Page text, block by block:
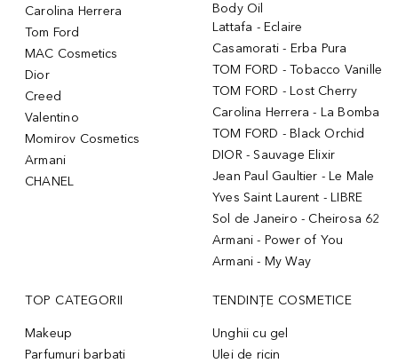
Carolina Herrera
Tom Ford
MAC Cosmetics
Dior
Creed
Valentino
Momirov Cosmetics
Armani
CHANEL
Body Oil
Lattafa - Eclaire
Casamorati - Erba Pura
TOM FORD - Tobacco Vanille
TOM FORD - Lost Cherry
Carolina Herrera - La Bomba
TOM FORD - Black Orchid
DIOR - Sauvage Elixir
Jean Paul Gaultier - Le Male
Yves Saint Laurent - LIBRE
Sol de Janeiro - Cheirosa 62
Armani - Power of You
Armani - My Way
TOP CATEGORII
Makeup
Parfumuri barbati
TENDINȚE COSMETICE
Unghii cu gel
Ulei de ricin